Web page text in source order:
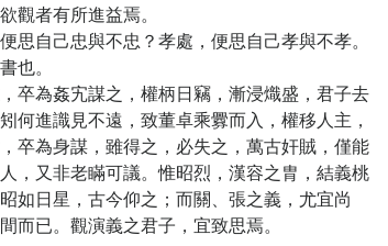
觀者有所進益焉。
自己忠與不忠？孝處，便思自己孝與不孝。
也。
為姦宄謀之，權柄日竊，漸浸熾盛，君子去
何進識見不遠，致董卓乘釁而入，權移人主，
卒為身謀，雖得之，必失之，萬古奸賊，僅能
，又非老瞞可議。惟昭烈，漢容之胄，結義桃
如日星，古今仰之；而關、張之義，尤宜尚
而已。觀演義之君子，宜致思焉。